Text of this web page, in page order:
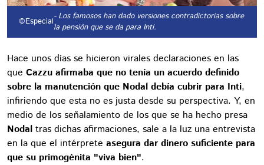
©Especial- Los famosos han dado versiones contradictorias sobre
la pensión que se da para Inti.
Hace unos días se hicieron virales declaraciones en las
que Cazzu afirmaba que no tenía un acuerdo definido
sobre la manutención que Nodal debía cubrir para Inti,
infiriendo que esta no es justa desde su perspectiva. Y, en
medio de los señalamiento de los que se ha hecho presa
Nodal tras dichas afirmaciones, sale a la luz una entrevista
en la que el intérprete asegura dar dinero suficiente para
que su primogénita "viva bien".